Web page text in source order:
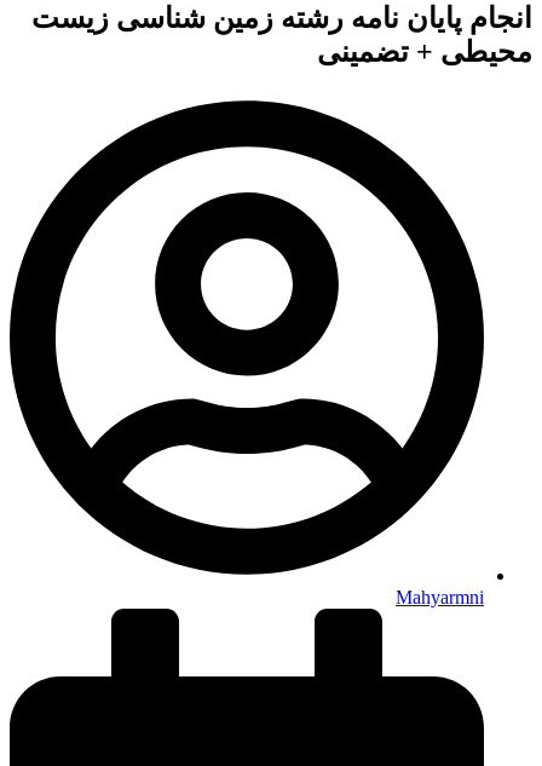
انجام پایان نامه رشته زمین شناسی زیست
محیطی + تضمینی
Mahyarmni